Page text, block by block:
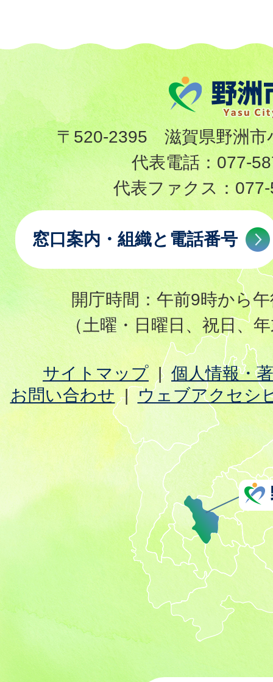
〒520-2395 滋賀県野洲市
代表電話： 077-
代表ファクス：
窓口案内・組織と電話番号
開庁時間：午前9時から
（土曜・日曜日、祝日、
サイトマップ
個人情報・
お問い合わせ
ウェブアクセシ